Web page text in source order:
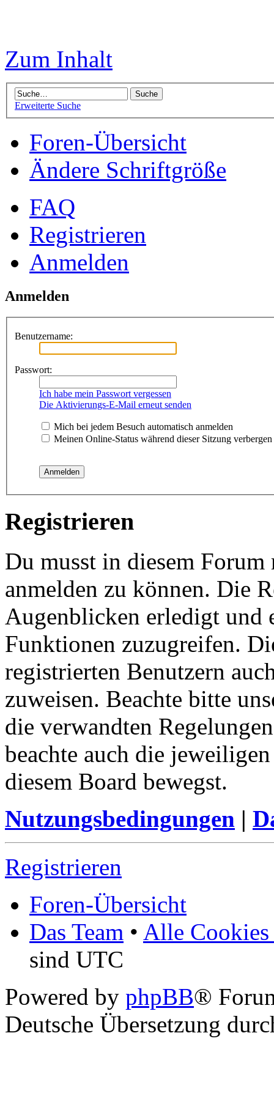
Zum Inhalt
Erweiterte Suche
Foren-Übersicht
Ändere Schriftgröße
FAQ
Registrieren
Anmelden
Anmelden
Benutzername:
Passwort:
Ich habe mein Passwort vergessen
Die Aktivierungs-E-Mail erneut senden
Mich bei jedem Besuch automatisch anmelden
Meinen Online-Status während dieser Sitzung verbergen
Registrieren
Du musst in diesem
anmelden zu können. Die
Augenblicken erledigt und
Funktionen zuzugreifen.
registrierten Benutzern
zuweisen. Beachte bitte
die verwandten
beachte auch die
diesem Board bewegst.
Nutzungsbedingungen |
Registrieren
Foren-Übersicht
Das Team • Alle Cookies
sind UTC
Powered by phpBB®
Deutsche Übersetzung